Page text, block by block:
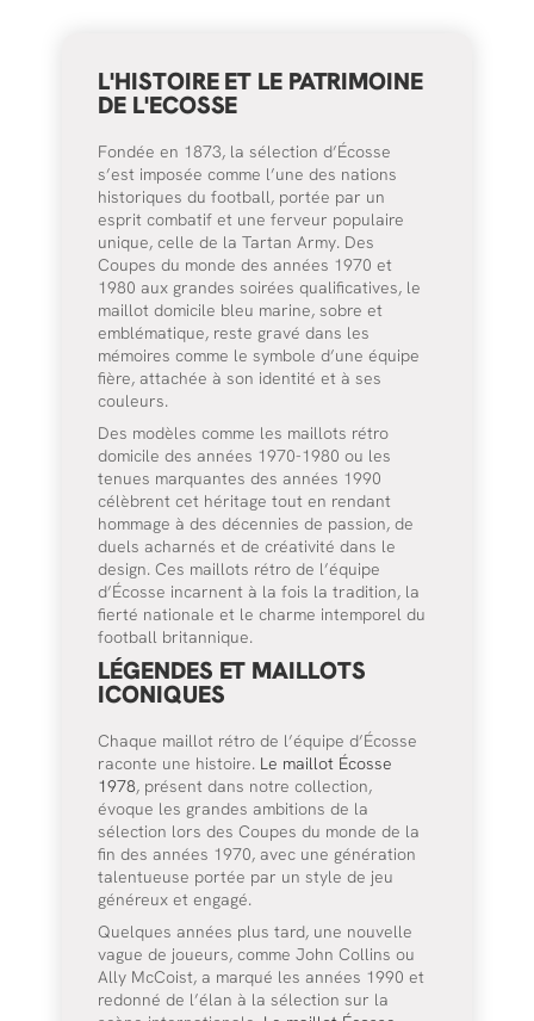
L'HISTOIRE ET LE PATRIMOINE
DE L'ECOSSE
Fondée en 1873, la sélection d’Écosse
s’est imposée comme l’une des nations
historiques du football, portée par un
esprit combatif et une ferveur populaire
unique, celle de la Tartan Army. Des
Coupes du monde des années 1970 et
1980 aux grandes soirées qualificatives, le
maillot domicile bleu marine, sobre et
emblématique, reste gravé dans les
mémoires comme le symbole d’une équipe
fière, attachée à son identité et à ses
couleurs.
Des modèles comme les maillots rétro
domicile des années 1970-1980 ou les
tenues marquantes des années 1990
célèbrent cet héritage tout en rendant
hommage à des décennies de passion, de
duels acharnés et de créativité dans le
design. Ces maillots rétro de l’équipe
d’Écosse incarnent à la fois la tradition, la
fierté nationale et le charme intemporel du
football britannique.
LÉGENDES ET MAILLOTS
ICONIQUES
Chaque maillot rétro de l’équipe d’Écosse
raconte une histoire. Le maillot Écosse
1978, présent dans notre collection,
évoque les grandes ambitions de la
sélection lors des Coupes du monde de la
fin des années 1970, avec une génération
talentueuse portée par un style de jeu
généreux et engagé.
Quelques années plus tard, une nouvelle
vague de joueurs, comme John Collins ou
Ally McCoist, a marqué les années 1990 et
redonné de l’élan à la sélection sur la